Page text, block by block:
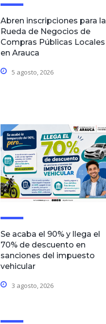
Abren inscripciones para la
Rueda de Negocios de
Compras Públicas Locales
en Arauca
5 agosto, 2026
Se acaba el 90% y llega el
70% de descuento en
sanciones del impuesto
vehicular
3 agosto, 2026